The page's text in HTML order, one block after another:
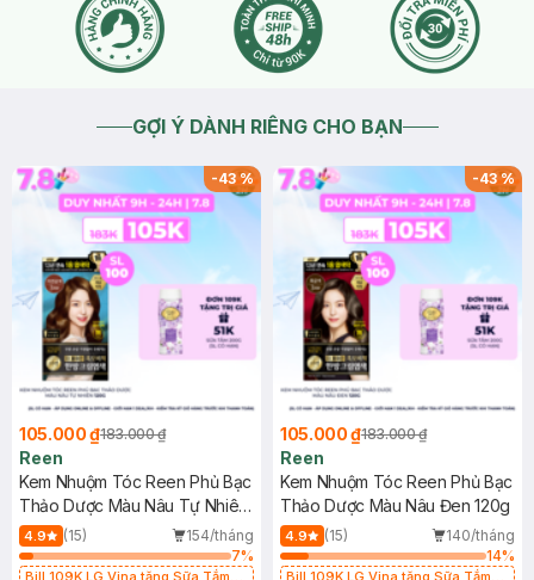
GỢI Ý DÀNH RIÊNG CHO BẠN
-43%
105.000 ₫183.000 ₫
Reen
Kem Nhuộm Tóc Reen Phủ Bạc
Thảo Dược Màu Nâu Tự Nhiên
120g
4.9 (15)
154/tháng
7%
Bill 109K LG Vina tặng Sữa Tắm
-43%
105.000 ₫183.000 ₫
Reen
Kem Nhuộm Tóc Reen Phủ Bạc
Thảo Dược Màu Nâu Đen 120g
4.9 (15)
140/tháng
14%
Bill 109K LG Vina tặng Sữa Tắm